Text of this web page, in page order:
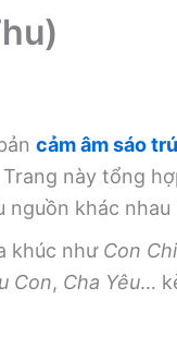
cảm âm sáo
này tổng
nguồn khác nhau
khúc như Con
Con, Cha Yêu…